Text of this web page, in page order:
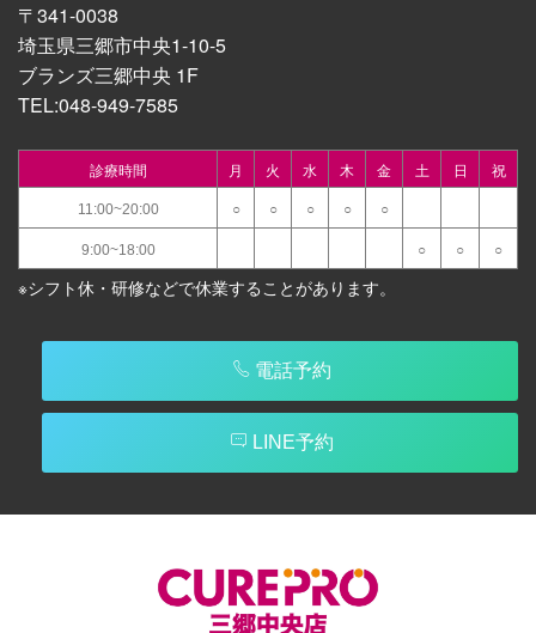
〒341-0038
埼玉県三郷市中央1-10-5
ブランズ三郷中央 1F
TEL:048-949-7585
診療時間 月 火 水 木 金 土 日 祝
11:00~20:00 ○ ○ ○ ○ ○
9:00~18:00 ○ ○ ○
※シフト休・研修などで休業することがあります。
電話予約
LINE予約